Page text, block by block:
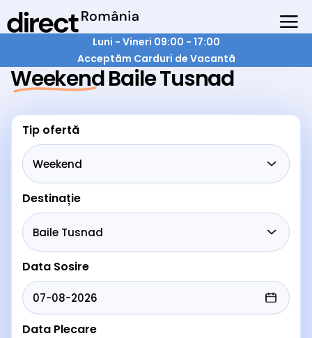
Luni - Vineri 09:00 - 17:00
Acceptăm Carduri de Vacantă
Weekend Baile Tusnad
Tip ofertă
Destinație
Data Sosire
Data Plecare